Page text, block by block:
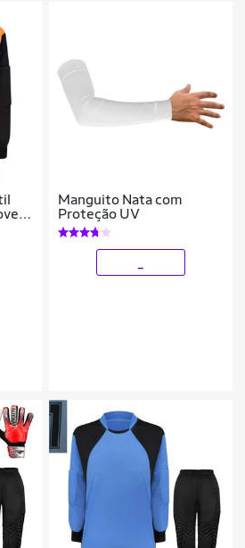
Manguito Nata com
Proteção UV